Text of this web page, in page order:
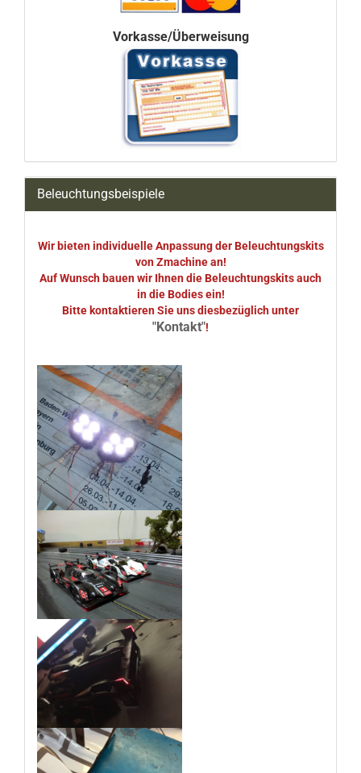
Vorkasse/Überweisung
Beleuchtungsbeispiele
Wir bieten individuelle Anpassung der Beleuchtungskits
von Zmachine an!
Auf Wunsch bauen wir Ihnen die Beleuchtungskits auch
in die Bodies ein!
Bitte kontaktieren Sie uns diesbezüglich unter
"Kontakt"!